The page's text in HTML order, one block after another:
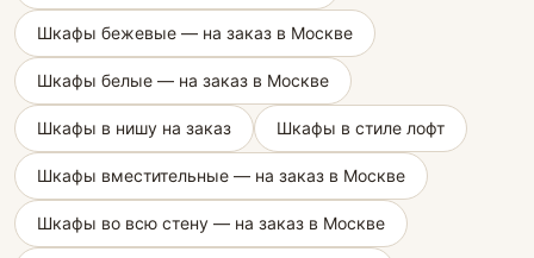
Шкафы бежевые — на заказ в Москве
Шкафы белые — на заказ в Москве
Шкафы в нишу на заказ Шкафы в стиле лофт
Шкафы вместительные — на заказ в Москве
Шкафы во всю стену — на заказ в Москве